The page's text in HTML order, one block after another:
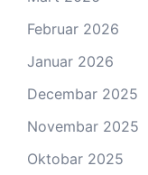
Februar 2026
Januar 2026
Decembar 2025
Novembar 2025
Oktobar 2025